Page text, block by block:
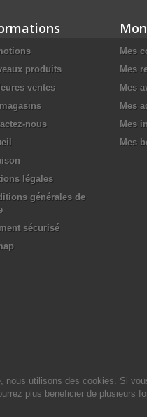
produits
ventes
nous
légales
générales de
sécurisé
Mes
Mes
Mes
Mes
Mes
Mes
nous utilisons des cookies. Si
plus bénéficier de plusieurs